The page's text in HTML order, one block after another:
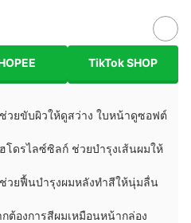
TikTok SHOP
ยขับผิวให้ดูสว่าง ใบหน้าดูซอฟต์
โดรไลซ์ซิลก์ ช่วยบำรุงเส้นผมให้
วยฟื้นบำรุงผมหลังทำสีให้นุ่มลื่น
ต้องการสีผมเหมือนหน้ากล่อง